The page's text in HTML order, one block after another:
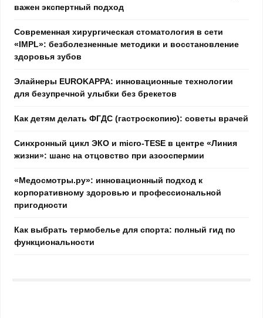
важен экспертный подход
Современная хирургическая стоматология в сети
«IMPL»: безболезненные методики и восстановление
здоровья зубов
Элайнеры EUROKAPPA: инновационные технологии
для безупречной улыбки без брекетов
Как детям делать ФГДС (гастроскопию): советы врачей
Синхронный цикл ЭКО и micro-TESE в центре «Линия
жизни»: шанс на отцовство при азооспермии
«Медосмотры.ру»: инновационный подход к
корпоративному здоровью и профессиональной
пригодности
Как выбрать термобелье для спорта: полный гид по
функциональности